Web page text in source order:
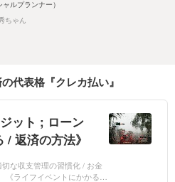
ャルプランナー）
ちゃん
代表格『クレカ払い』
ット ; ローン
/ 返済の方法》
な収支管理の習慣化 / お金
イフイベントにかかるお